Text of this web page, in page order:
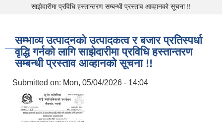
साझेदारीमा प्रविधि हस्तान्तरण सम्बन्धी प्रस्ताव आव्हानको सूचना !!
सम्भाव्य उत्पादनको उत्पादकत्व र बजार प्रतिस्पर्धा
वृद्धि गर्नको लागि साझेदारीमा प्रविधि हस्तान्तरण
सम्बन्धी प्रस्ताव आव्हानको सूचना !!
Submitted on: Mon, 05/04/2026 - 14:04